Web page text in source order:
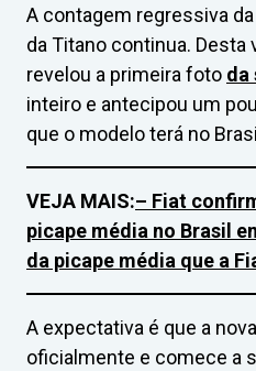
A contagem regressiva
da Titano continua. Desta
revelou a primeira foto da
inteiro e antecipou um
que o modelo terá no
VEJA MAIS:– Fiat
picape média no Brasil
da picape média que a
A expectativa é que a
oficialmente e comece a